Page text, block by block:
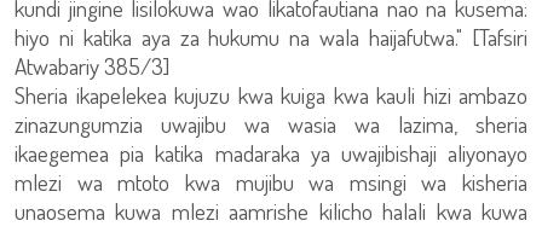
kundi jingine lisilokuwa wao likatofautiana nao na kusema:
hiyo ni katika aya za hukumu na wala haijafutwa." [Tafsiri
Atwabariy 385/3]
Sheria ikapelekea kujuzu kwa kuiga kwa kauli hizi ambazo
zinazungumzia uwajibu wa wasia wa lazima, sheria
ikaegemea pia katika madaraka ya uwajibishaji aliyonayo
mlezi wa mtoto kwa mujibu wa msingi wa kisheria
unaosema kuwa mlezi aamrishe kilicho halali kwa kuwa